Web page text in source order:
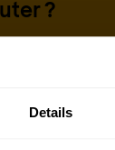
Details
?
détails sur
une
? Notre
vous aider.